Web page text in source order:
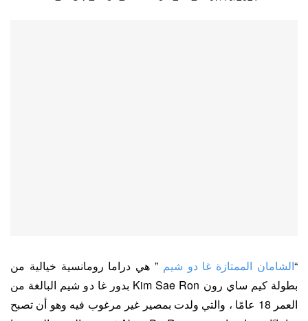
“الشامان الممتازة غا دو شيم ” هي دراما رومانسية خيالية من
بطولة كيم ساي رون Kim Sae Ron بدور غا دو شيم البالغة من
العمر 18 عامًا ، والتي ولدت بمصير غير مرغوب فيه وهو أن تصبح